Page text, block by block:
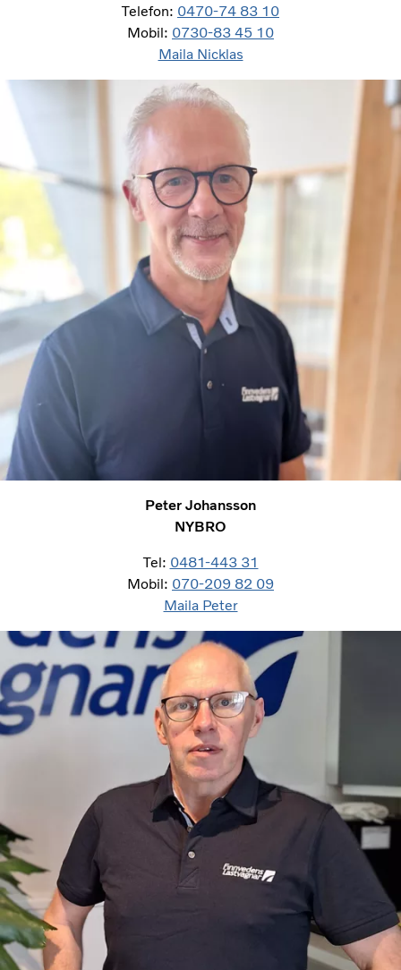
Telefon: 0470-74 83 10
Mobil: 0730-83 45 10
Maila Nicklas
Peter Johansson
NYBRO
Tel: 0481-443 31
Mobil: 070-209 82 09
Maila Peter